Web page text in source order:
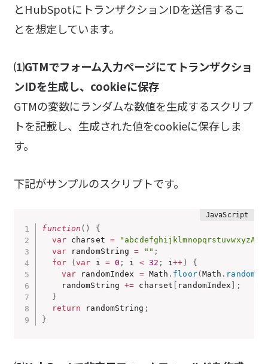
とHubSpotにトランザクションIDを送信するこ
とを想定しています。
⑴GTMでフォーム入力ページにてトランザクショ
ンIDを生成し、cookieに保存
GTMの変数にランダムな数値を生成するスクリプ
トを記載し、生成された値をcookieに保存しま
す。
下記がサンプルのスクリプトです。
function ( )
{
var charset =
var randomString = "" ;
for
(var i = 0 ; i < 32 ; i++ )
{
var randomIndex = Math . floor( Math . random
    randomString
+= charset randomIndex
;
}
return randomString ;
}